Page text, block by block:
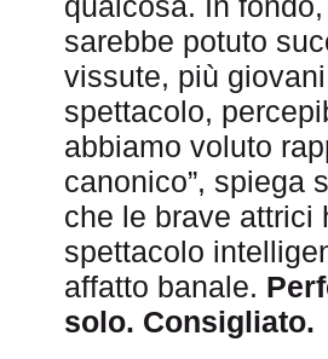
sarebbe potuto
vissute, più
spettacolo,
abbiamo voluto
canonico”, spiega
che le brave attrici
spettacolo
affatto banale.
solo. Consigliato.